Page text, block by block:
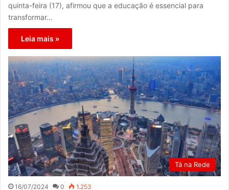
quinta-feira (17), afirmou que a educação é essencial para
transformar…
Leia mais »
Tá na Rede
16/07/2024 0 1.253